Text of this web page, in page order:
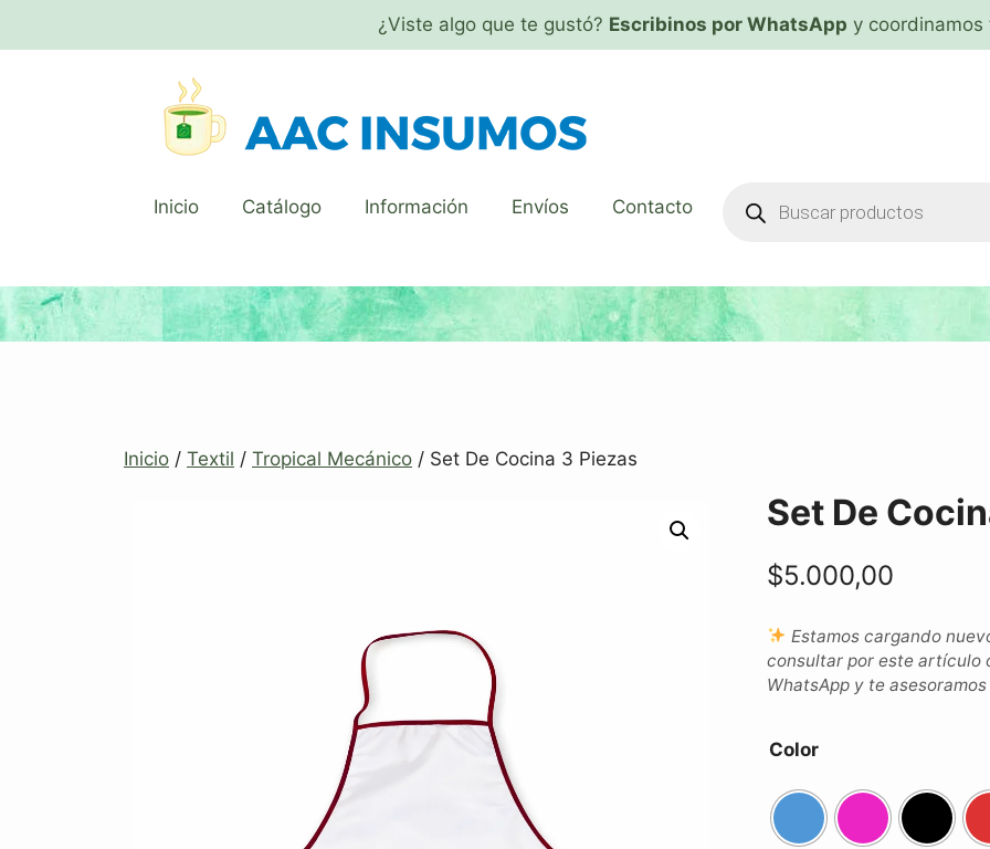
¿Viste algo que te gustó? Escribinos por WhatsApp y
Inicio Catálogo Información Envíos Contacto
Inicio / Textil / Tropical Mecánico / Set De Cocina 3 Piezas
Set De
$5.000,00
Estamos cargando
consultar por este artículo
WhatsApp y te
Color